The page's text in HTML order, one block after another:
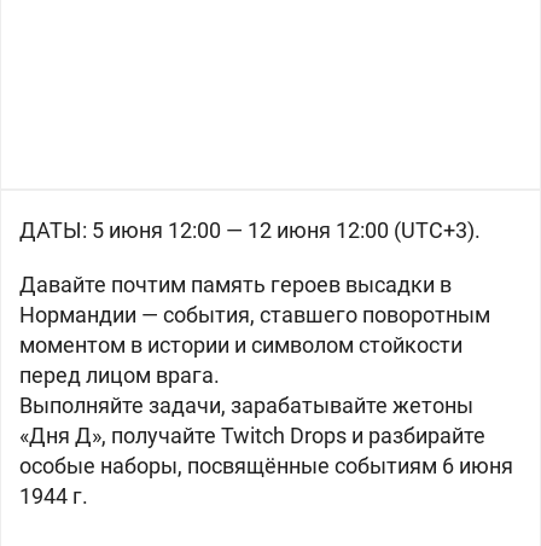
ДАТЫ: 5 июня 12:00 — 12 июня 12:00 (UTC+3).
Давайте почтим память героев высадки в
Нормандии — события, ставшего поворотным
моментом в истории и символом стойкости
перед лицом врага.
Выполняйте задачи, зарабатывайте жетоны
«Дня Д», получайте Twitch Drops и разбирайте
особые наборы, посвящённые событиям 6 июня
1944 г.